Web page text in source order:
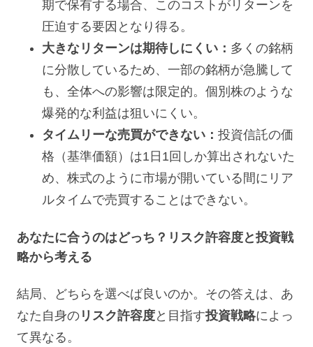
期で保有する場合、このコストがリターンを
圧迫する要因となり得る。
大きなリターンは期待しにくい： 多くの銘柄
に分散しているため、一部の銘柄が急騰して
も、全体への影響は限定的。個別株のような
爆発的な利益は狙いにくい。
タイムリーな売買ができない： 投資信託の価
格（基準価額）は1日1回しか算出されないた
め、株式のように市場が開いている間にリア
ルタイムで売買することはできない。
あなたに合うのはどっち？リスク許容度と投資戦
略から考える
結局、どちらを選べば良いのか。その答えは、あ
なた自身の リスク許容度と目指す投資戦略によっ
て異なる。